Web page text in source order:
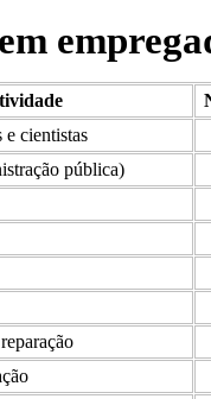
cientistas
pública)